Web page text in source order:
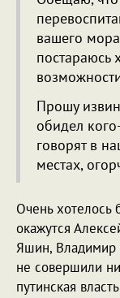
вашего
постараюсь
Прошу
обидел
говорят в
местах,
Очень хотелось
окажутся
Яшин, Владимир
не совершили
путинская